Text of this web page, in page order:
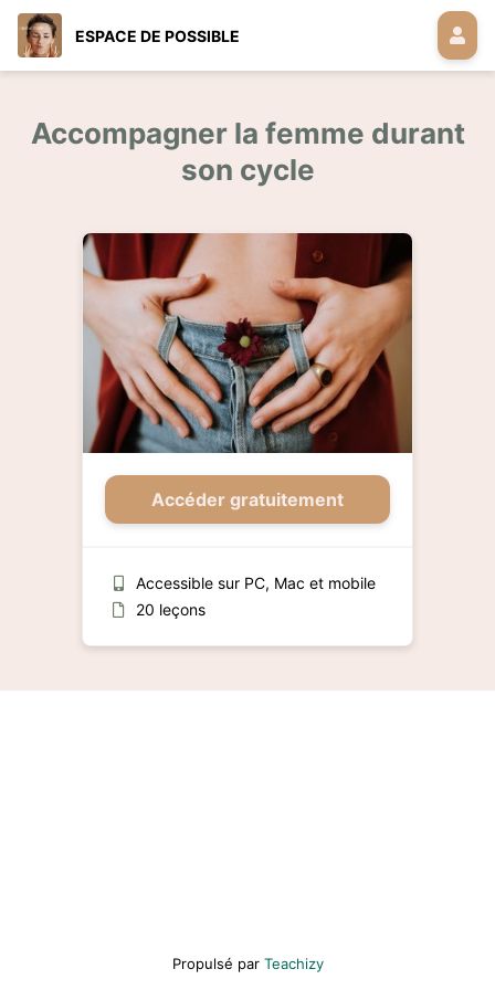
ESPACE DE POSSIBLE
Accompagner la femme durant
son cycle
Accéder gratuitement
Accessible sur PC, Mac et mobile
20 leçons
Propulsé par Teachizy